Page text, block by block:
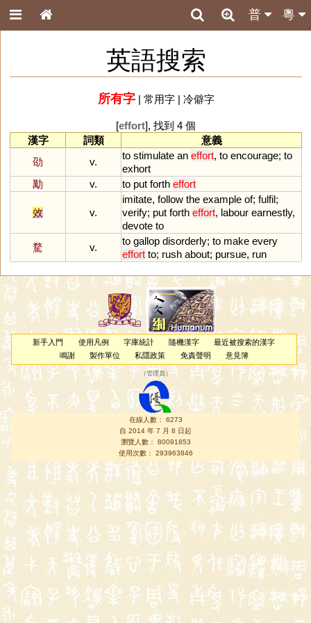
粵
普
英語搜索
所有字| 常用字| 冷僻字
[effort], 找到 4 個
漢字
詞類
意義
劭
v.
to stimulate an effort, to encourage; to
exhort
勱
v. to put forth effort
效 v.
imitate, follow the example of; fulfil;
verify; put forth effort, labour earnestly,
devote to
騖
v.
to gallop disorderly; to make every
effort to; rush about; pursue, run
新手入門 使用凡例 字庫統計 隨機漢字
最近被搜索的漢字
鳴謝
製作單位 私隱政策 免責聲明 意見簿
（管理員 ）
在線人數： 6273
自 2014 年 7 月 8 日起
瀏覽人數： 80091853
使用次數： 293963846